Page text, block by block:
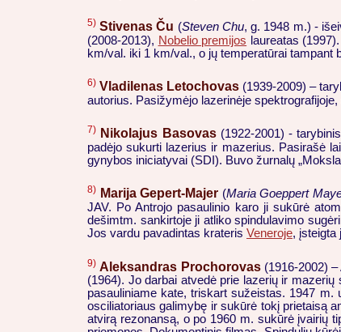
5) Stivenas Ču (Steven Chu, g. 1948 m.) -
(2008-2013), Nobelio premijos laureatas
km/val. iki 1 km/val., o jų temperatūrai tampant
6) Vladilenas Letochovas (1939-2009) –
autorius. Pasižymėjo lazerinėje
7) Nikolajus Basovas(1922-2001) -
padėjo sukurti lazerius ir mazerius. Pasirašė
gynybos iniciatyvai (SDI). Buvo žurnalų
8) Marija Gepert-Majer (Maria Goeppert
JAV. Po Antrojo pasaulinio karo ji sukūrė
dešimtm. sankirtoje ji atliko spindulavimo
Jos vardu pavadintas krateris Veneroje, įsteigta
9) Aleksandras Prochorovas(1916-2002) –
(1964). Jo darbai atvedė prie lazerių ir
pasauliniame kate, triskart sužeistas. 1947
osciliatoriaus galimybę ir sukūrė tokį prietaisą
atvirą rezonansą, o po 1960 m. sukūrė įvairių